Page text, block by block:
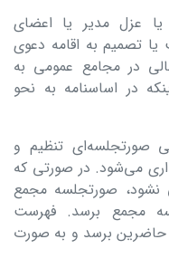
و یا عزل مدیر یا اعضای
یا تصمیم به اقامه دعوی
در مجامع عمومی به
در اساسنامه به نحو
صورتجلسه‌ای تنظیم و
می‌شود. در صورتی که
نشود، صورتجلسه مجمع
مجمع برسد. فهرست
حاضرین برسد و به صورت